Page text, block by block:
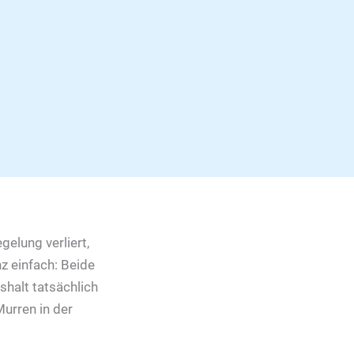
verliert,
einfach: Beide
tatsächlich
in der